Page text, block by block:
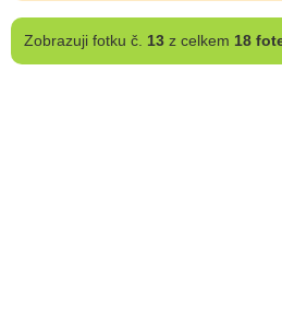
Zobrazujifotku č. 13z celkem 18